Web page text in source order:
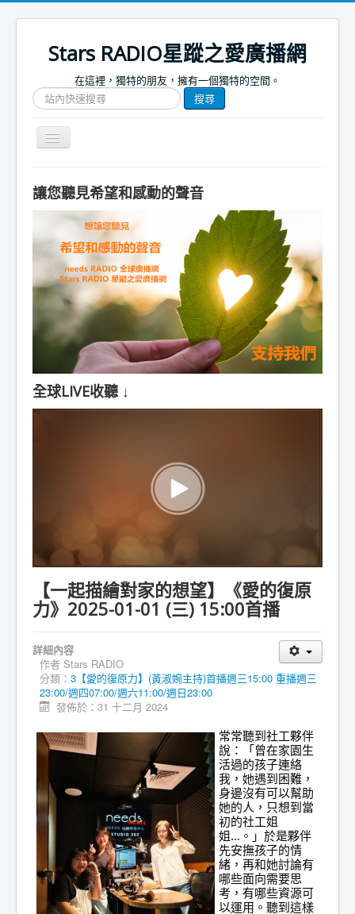
Stars RADIO星蹤之愛廣播網
在這裡，獨特的朋友，擁有一個獨特的空間。
搜
尋
網
文
搜尋
Toggle
Navigation
首頁
捐款支持
節目表
節目簡介
節目預告
讓您聽見希望和感動的聲音
全球LIVE收聽 ↓
【一起描繪對家的想望】《愛的復原
力》2025-01-01 (三) 15:00首播
詳細內容
作者 Stars RADIO
分類： 3【愛的復原力】(黃淑婉主持)首播週三15:00 重播週三
23:00/週四07:00/週六11:00/週日23:00
發佈於：31 十二月 2024
常常聽到社工夥伴
說：「曾在家園生
活過的孩子連絡
我，她遇到困難，
身邊沒有可以幫助
她的人，只想到當
初的社工姐
姐…。」於是夥伴
先安撫孩子的情
緒，再和她討論有
哪些面向需要思
考，有哪些資源可
以運用。聽到這樣